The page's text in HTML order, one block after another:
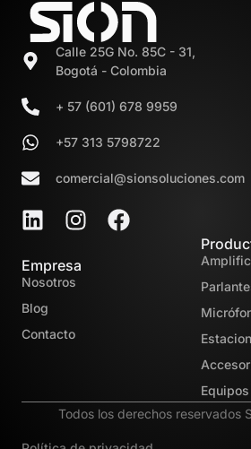
Calle 25G No. 85C - 31,
Bogotá - Colombia
+ 57 (601) 678 9959
+57 313 5798722
comercial@sionsoluciones.com
Empresa
Nosotros
Blog
Contacto
Todos los derechos reservados